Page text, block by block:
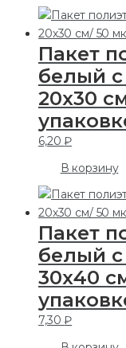
Пакет
белый
20х30
6,20₽
В корзину
Пакет
белый
30х40
7,30₽